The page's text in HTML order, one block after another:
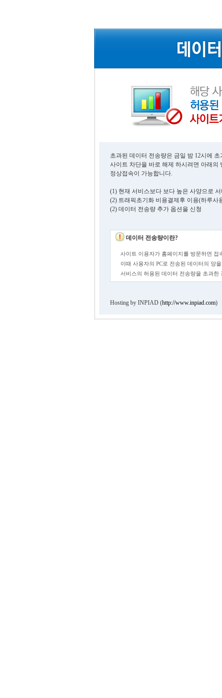
초과된 데이터 전송량은 금일 밤 12시에
사이트 차단을 바로 해제 하시려면 아래의
정상접속이 가능합니다.
(1) 현재 서비스보다 보다 높은 사양으로
(2) 트래픽초기화 비용결제후 이용(하루사
(2) 데이터 전송량 추가 옵션을 신청
데이터 전송량이란?
사이트 이용자가 홈페이지를 방문하면 접
이때 사용자의 PC로 전송된 데이터의 양
서비스의 허용된 데이터 전송량을 초과
Hosting by INPIAD (http://www.inpiad.com)